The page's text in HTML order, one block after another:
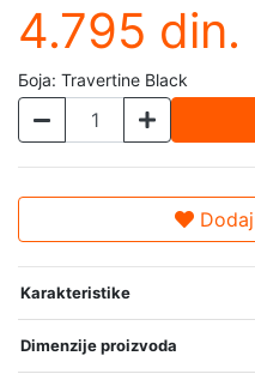
4.795 din.
Боја: Travertine Black
Dodaj
Karakteristike
Dimenzije proizvoda